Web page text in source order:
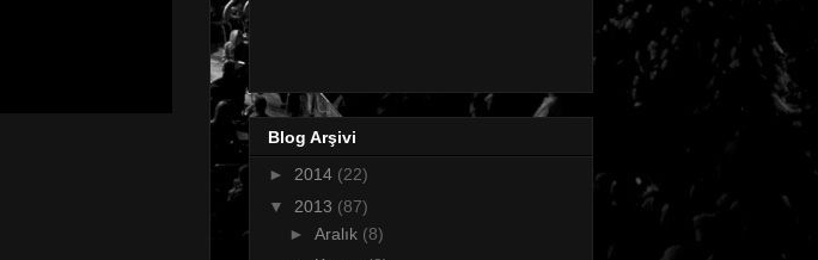
Blog Arşivi
► 2014 (22)
▼ 2013 (87)
► Aralık (8)